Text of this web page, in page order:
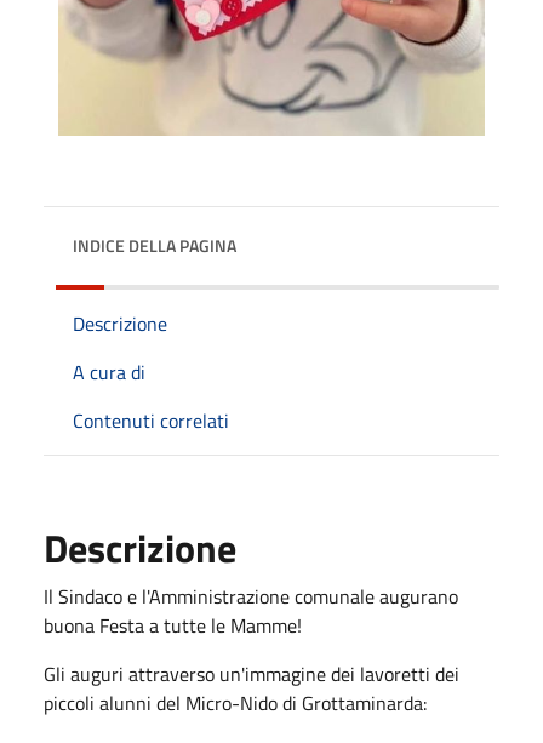
INDICE DELLA PAGINA
Descrizione
A cura di
Contenuti correlati
Descrizione
Il Sindaco e l'Amministrazione comunale augurano
buona Festa a tutte le Mamme!
Gli auguri attraverso un'immagine dei lavoretti dei
piccoli alunni del Micro-Nido di Grottaminarda: